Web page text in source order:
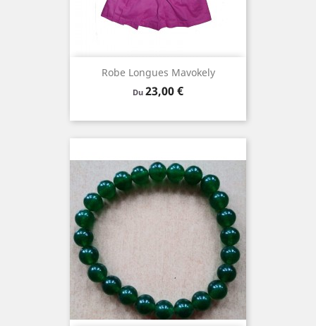
Robe Longues Mavokely
Du Prix
23,00 €